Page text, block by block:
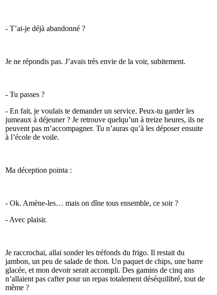
- T’ai-je déjà abandonné ?
Je ne répondis pas. J’avais très envie de la voir, subitement.
- Tu passes ?
- En fait, je voulais te demander un service. Peux-tu garder les
jumeaux à déjeuner ? Je retrouve quelqu’un à treize heures, ils ne
peuvent pas m’accompagner. Tu n’auras qu’à les déposer ensuite
à l’école de voile.
Ma déception pointa :
- Ok. Amène-les… mais on dîne tous ensemble, ce soir ?
- Avec plaisir.
Je raccrochai, allai sonder les tréfonds du frigo. Il restait du
jambon, un peu de salade de thon. Un paquet de chips, une barre
glacée, et mon devoir serait accompli. Des gamins de cinq ans
n’allaient pas cafter pour un repas totalement déséquilibré, tout de
même ?